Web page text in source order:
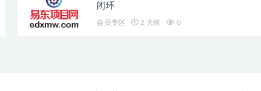
闭环
会员专区 2 天前 0